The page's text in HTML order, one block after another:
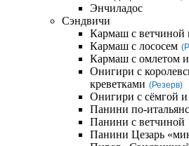
Энчиладос
Сэндвичи
Кармаш с ветчиной
Кармаш с лососем
Кармаш с омлетом
Онигири с
креветками (Резерв)
Онигири с сёмгой
Панини по-
Панини с ветчиной
Панини Цезарь